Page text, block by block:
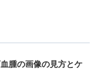
腫の画像の見方とケ